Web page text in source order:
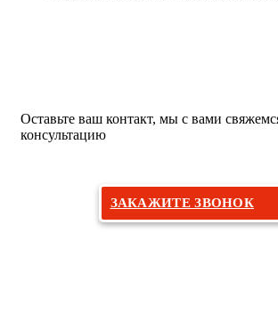
Оставьте ваш контакт, мы с вами
консультацию
ЗАКАЖИТЕ ЗВОНОК